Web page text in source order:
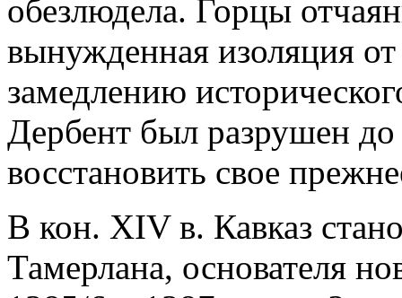
обезлюдела. Горцы
вынужденная изоляция
замедлению
Дербент был разрушен до
восстановить свое
В кон. XIV в. Кавказ
Тамерлана, основателя